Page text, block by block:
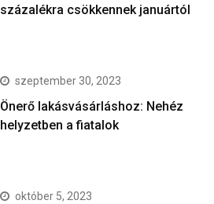
százalékra csökkennek januártól
szeptember 30, 2023
Önerő lakásvásárláshoz: Nehéz
helyzetben a fiatalok
október 5, 2023